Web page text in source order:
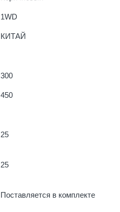
1WD
КИТАЙ
300
450
25
25
Поставляется в комплекте